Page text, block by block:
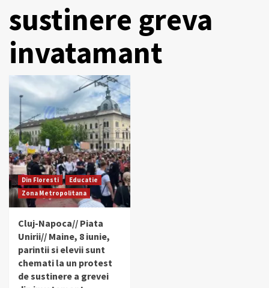
sustinere greva
invatamant
Din Floresti
Educatie
Zona Metropolitana
Cluj-Napoca// Piata
Unirii// Maine, 8 iunie,
parintii si elevii sunt
chemati la un protest
de sustinere a grevei